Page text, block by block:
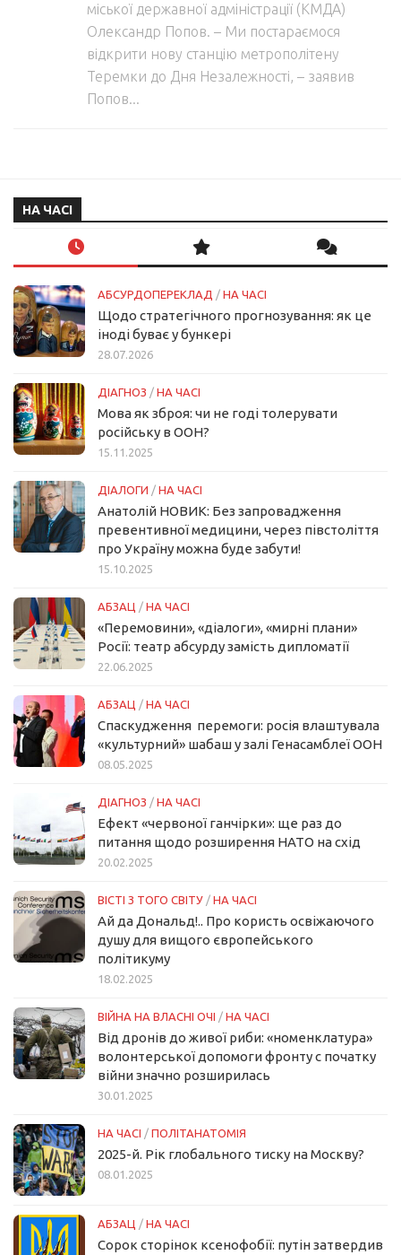
міської державної адміністрації (КМДА)
Олександр Попов. – Ми постараємося
відкрити нову станцію метрополітену
Теремки до Дня Незалежності, – заявив
Попов...
НА ЧАСІ
АБСУРДОПЕРЕКЛАД / НА ЧАСІ
Щодо стратегічного прогнозування: як це
іноді буває у бункері
28.07.2026
ДІАГНОЗ / НА ЧАСІ
Мова як зброя: чи не годі толерувати
російську в ООН?
15.11.2025
ДІАЛОГИ / НА ЧАСІ
Анатолій НОВИК: Без запровадження
превентивної медицини, через півстоліття
про Україну можна буде забути!
15.10.2025
АБЗАЦ / НА ЧАСІ
«Перемовини», «діалоги», «мирні плани»
Росії: театр абсурду замість дипломатії
22.06.2025
АБЗАЦ / НА ЧАСІ
Спаскудження перемоги: росія влаштувала
«культурний» шабаш у залі Генасамблеї ООН
08.05.2025
ДІАГНОЗ / НА ЧАСІ
Ефект «червоної ганчірки»: ще раз до
питання щодо розширення НАТО на схід
20.02.2025
ВІСТІ З ТОГО СВІТУ / НА ЧАСІ
Ай да Дональд!.. Про користь освіжаючого
душу для вищого європейського
політикуму
18.02.2025
ВІЙНА НА ВЛАСНІ ОЧІ / НА ЧАСІ
Від дронів до живої риби: «номенклатура»
волонтерської допомоги фронту с початку
війни значно розширилась
30.01.2025
НА ЧАСІ / ПОЛІТАНАТОМІЯ
2025-й. Рік глобального тиску на Москву?
08.01.2025
АБЗАЦ / НА ЧАСІ
Сорок сторінок ксенофобії: путін затвердив